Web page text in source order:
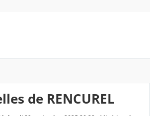
de RENCUREL